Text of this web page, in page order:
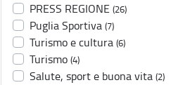
PRESS REGIONE (26)
Puglia Sportiva (7)
Turismo e cultura (6)
Turismo (4)
Salute, sport e buona vita (2)